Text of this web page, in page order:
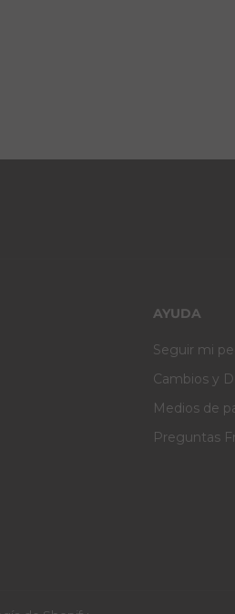
AYUDA
Seguir mi
Cambios y
Medios de
Preguntas